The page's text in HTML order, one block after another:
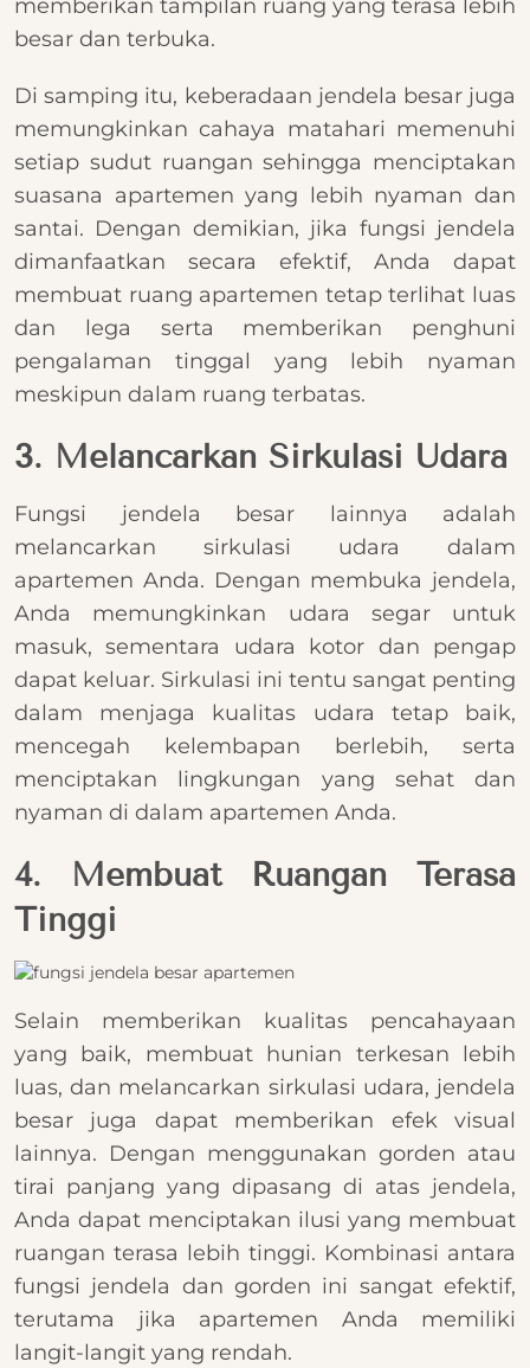
memberikan tampilan ruang yang terasa lebih
besar dan terbuka.
Di samping itu, keberadaan jendela besar juga
memungkinkan cahaya matahari memenuhi
setiap sudut ruangan sehingga menciptakan
suasana apartemen yang lebih nyaman dan
santai. Dengan demikian, jika fungsi jendela
dimanfaatkan secara efektif, Anda dapat
membuat ruang apartemen tetap terlihat luas
dan lega serta memberikan penghuni
pengalaman tinggal yang lebih nyaman
meskipun dalam ruang terbatas.
3. Melancarkan Sirkulasi Udara
Fungsi jendela besar lainnya adalah
melancarkan sirkulasi udara dalam
apartemen Anda. Dengan membuka jendela,
Anda memungkinkan udara segar untuk
masuk, sementara udara kotor dan pengap
dapat keluar. Sirkulasi ini tentu sangat penting
dalam menjaga kualitas udara tetap baik,
mencegah kelembapan berlebih, serta
menciptakan lingkungan yang sehat dan
nyaman di dalam apartemen Anda.
4. Membuat Ruangan Terasa
Tinggi
Selain memberikan kualitas pencahayaan
yang baik, membuat hunian terkesan lebih
luas, dan melancarkan sirkulasi udara, jendela
besar juga dapat memberikan efek visual
lainnya. Dengan menggunakan gorden atau
tirai panjang yang dipasang di atas jendela,
Anda dapat menciptakan ilusi yang membuat
ruangan terasa lebih tinggi. Kombinasi antara
fungsi jendela dan gorden ini sangat efektif,
terutama jika apartemen Anda memiliki
langit-langit yang rendah.